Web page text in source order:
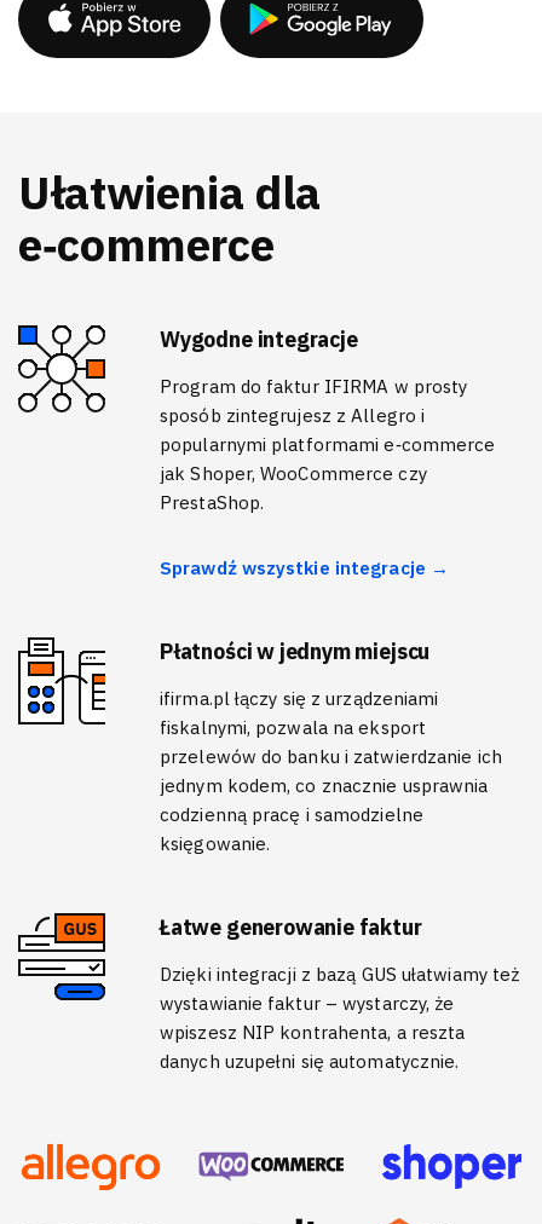
Ułatwienia dla
e‑commerce
Wygodne integracje
Program do faktur IFIRMA w prosty
sposób zintegrujesz z Allegro i
popularnymi platformami e‑commerce
jak Shoper, WooCommerce czy
PrestaShop.
Sprawdź wszystkie integracje →
Płatności w jednym miejscu
ifirma.pl łączy się z urządzeniami
fiskalnymi, pozwala na eksport
przelewów do banku i zatwierdzanie ich
jednym kodem, co znacznie usprawnia
codzienną pracę i samodzielne
księgowanie.
Łatwe generowanie faktur
Dzięki integracji z bazą GUS ułatwiamy też
wystawianie faktur – wystarczy, że
wpiszesz NIP kontrahenta, a reszta
danych uzupełni się automatycznie.